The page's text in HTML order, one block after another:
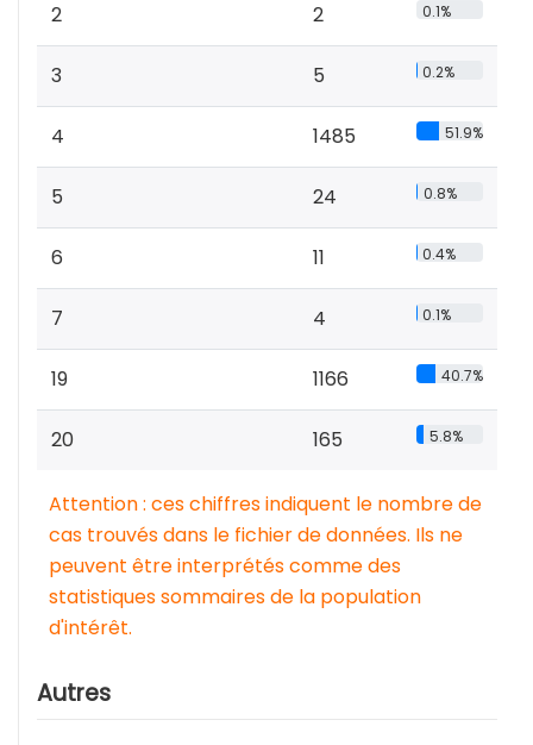
2 2 0.1%
3 5 0.2%
4 1485 51.9%
5 24 0.8%
6 11 0.4%
7 4 0.1%
19 1166 40.7%
20 165 5.8%
Attention : ces chiffres indiquent le nombre de
cas trouvés dans le fichier de données. Ils ne
peuvent être interprétés comme des
statistiques sommaires de la population
d'intérêt.
Autres